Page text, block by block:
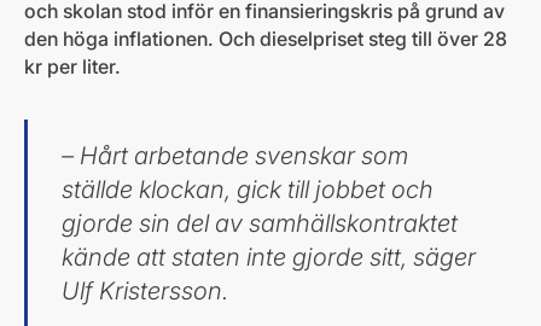
och skolan stod inför en finansieringskris på grund av
den höga inflationen. Och dieselpriset steg till över 28
kr per liter.
– Hårt arbetande svenskar som
ställde klockan, gick till jobbet och
gjorde sin del av samhällskontraktet
kände att staten inte gjorde sitt, säger
Ulf Kristersson.